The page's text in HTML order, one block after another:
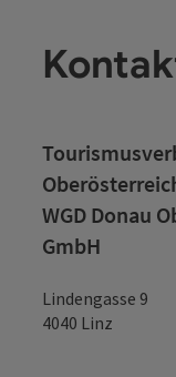
WGD Donau
GmbH
Lindengasse 9
4040 Linz